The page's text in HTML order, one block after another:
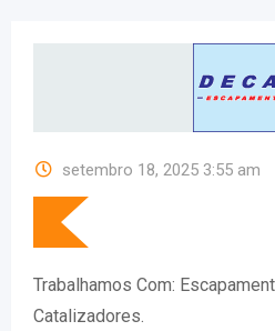
setembro 18, 2025 3:55 am
Trabalhamos Com:
Catalizadores.